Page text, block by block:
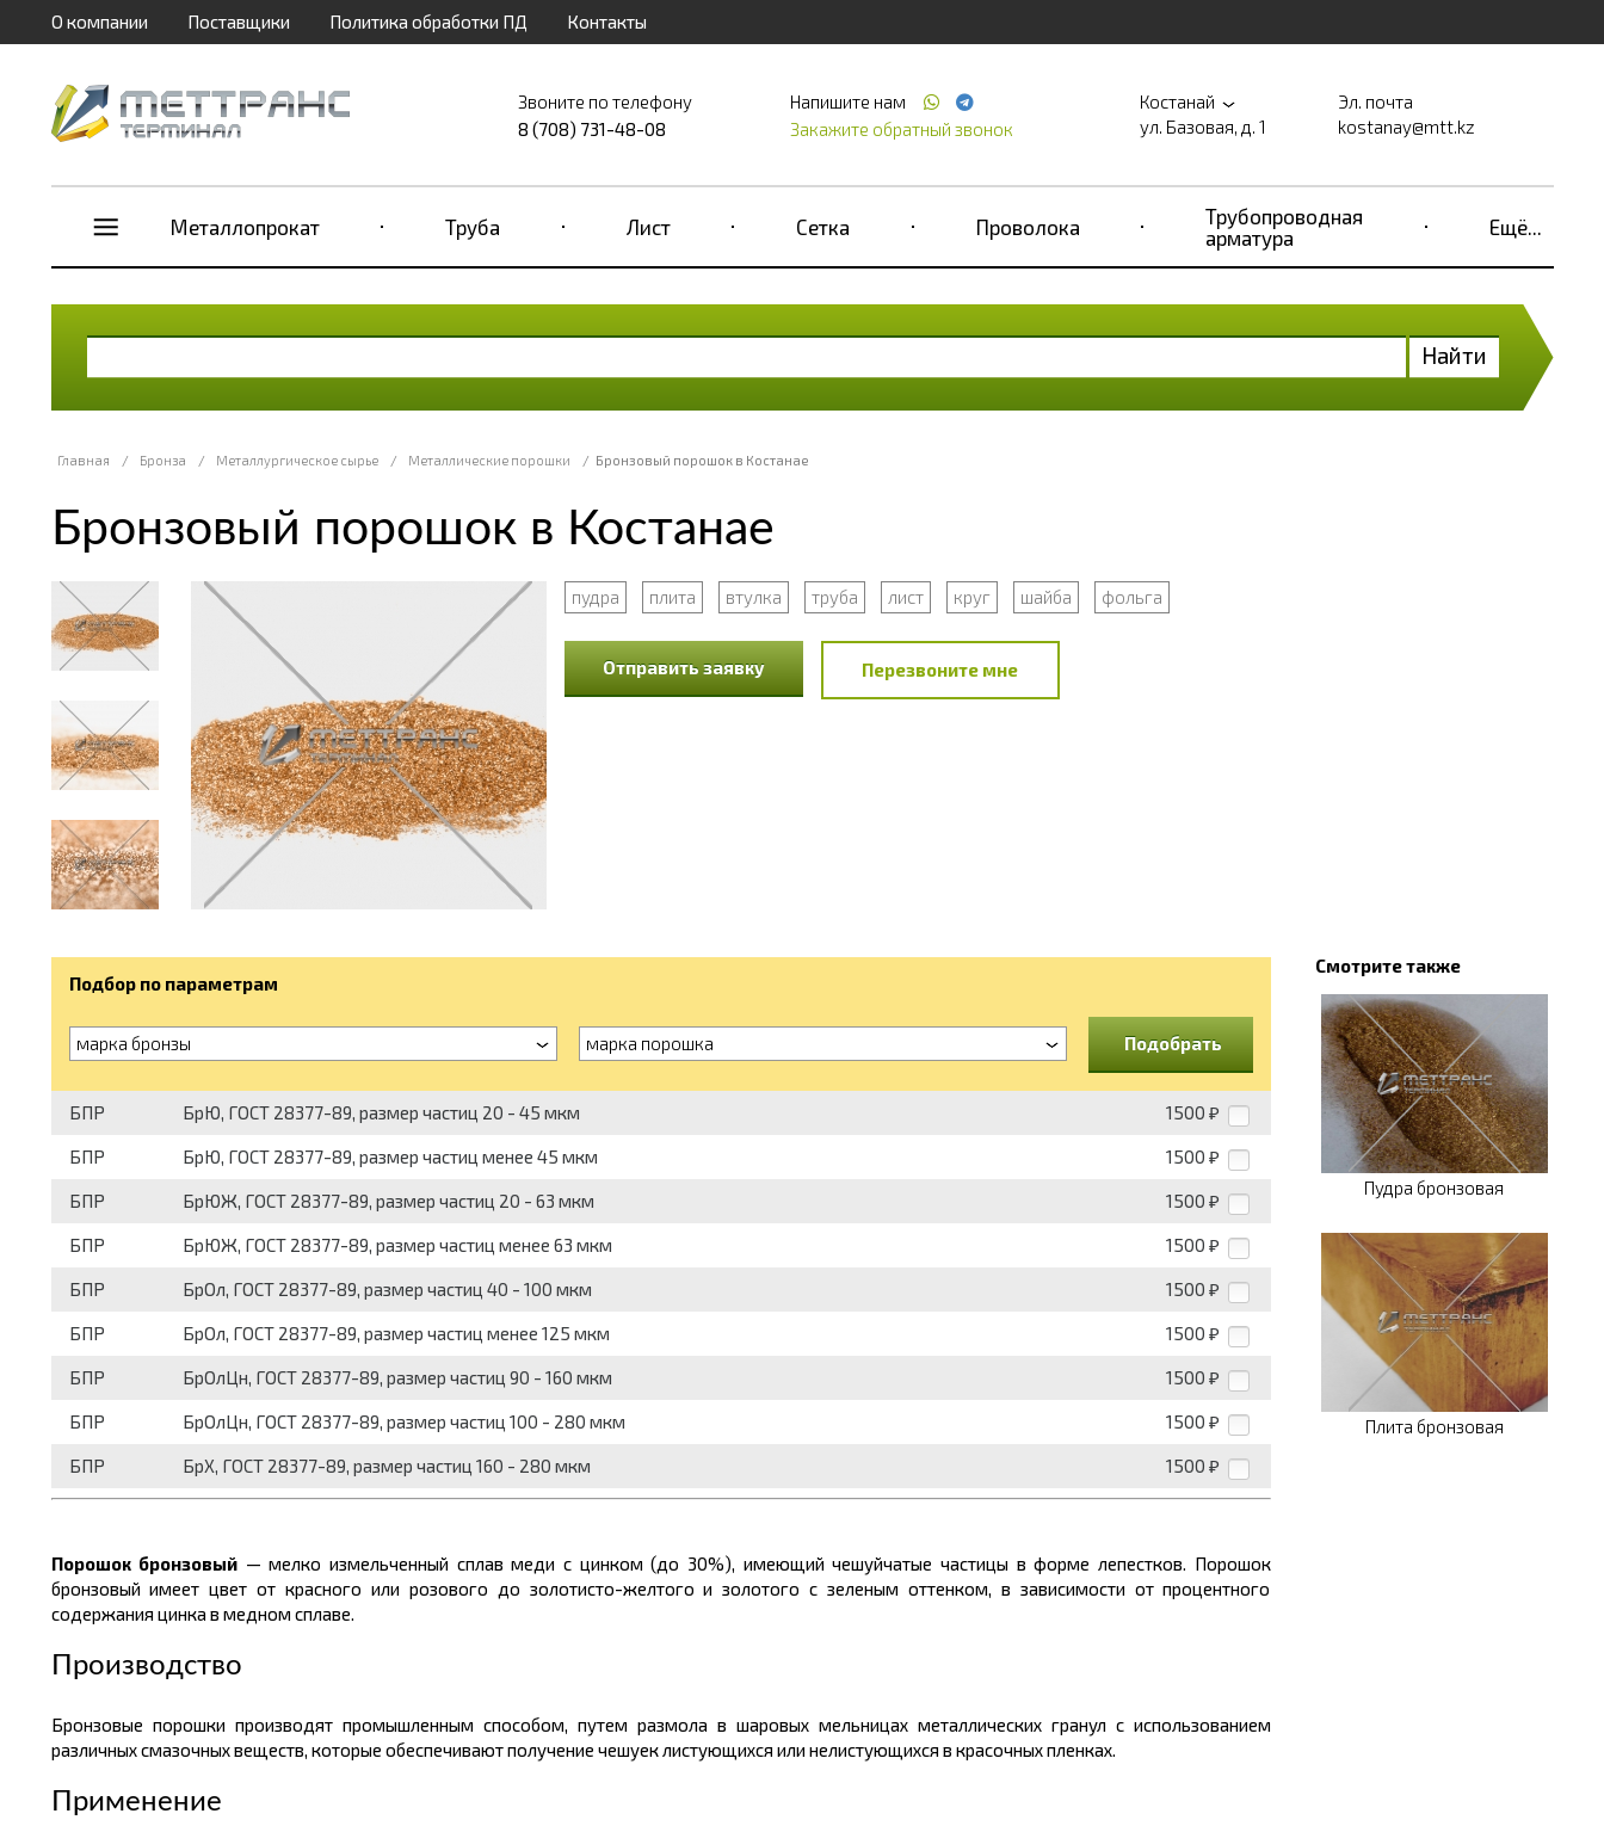
О компании Поставщики Политика обработки ПД Контакты
Звоните по телефону
8 (708) 731-48-08
Напишите нам
Закажите обратный звонок
Костанай
ул. Базовая, д. 1
Эл. почта
kostanay@mtt.kz
Металлопрокат Труба Лист Сетка Проволока
Трубопроводная
арматура
Ещё...
Найти
Главная / Бронза / Металлургическое сырье / Металлические порошки / Бронзовый порошок в Костанае
Бронзовый порошок в Костанае
пудра плита втулка труба лист круг шайба фольга
Отправить заявку Перезвоните мне
Подбор по параметрам
марка бронзы марка порошка Подобрать
БПР БрЮ, ГОСТ 28377-89, размер частиц 20 - 45 мкм 1500 ₽
БПР БрЮ, ГОСТ 28377-89, размер частиц менее 45 мкм 1500 ₽
БПР БрЮЖ, ГОСТ 28377-89, размер частиц 20 - 63 мкм 1500 ₽
БПР БрЮЖ, ГОСТ 28377-89, размер частиц менее 63 мкм 1500 ₽
БПР БрОл, ГОСТ 28377-89, размер частиц 40 - 100 мкм 1500 ₽
БПР БрОл, ГОСТ 28377-89, размер частиц менее 125 мкм 1500 ₽
БПР БрОлЦн, ГОСТ 28377-89, размер частиц 90 - 160 мкм 1500 ₽
БПР БрОлЦн, ГОСТ 28377-89, размер частиц 100 - 280 мкм 1500 ₽
БПР БрХ, ГОСТ 28377-89, размер частиц 160 - 280 мкм 1500 ₽
Порошок бронзовый — мелко измельченный сплав меди с цинком (до 30%), имеющий чешуйчатые частицы в форме лепестков. Порошок
бронзовый имеет цвет от красного или розового до золотисто-желтого и золотого с зеленым оттенком, в зависимости от процентного
содержания цинка в медном сплаве.
Производство
Бронзовые порошки производят промышленным способом, путем размола в шаровых мельницах металлических гранул с использованием
различных смазочных веществ, которые обеспечивают получение чешуек листующихся или нелистующихся в красочных пленках.
Применение
Смотрите также
Пудра бронзовая
Плита бронзовая